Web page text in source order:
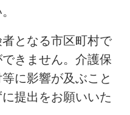
となる市区町村で
きません。介護保
に影響が及ぶこと
提出をお願いいた